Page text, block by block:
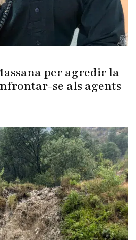
per agredir la
se als agents